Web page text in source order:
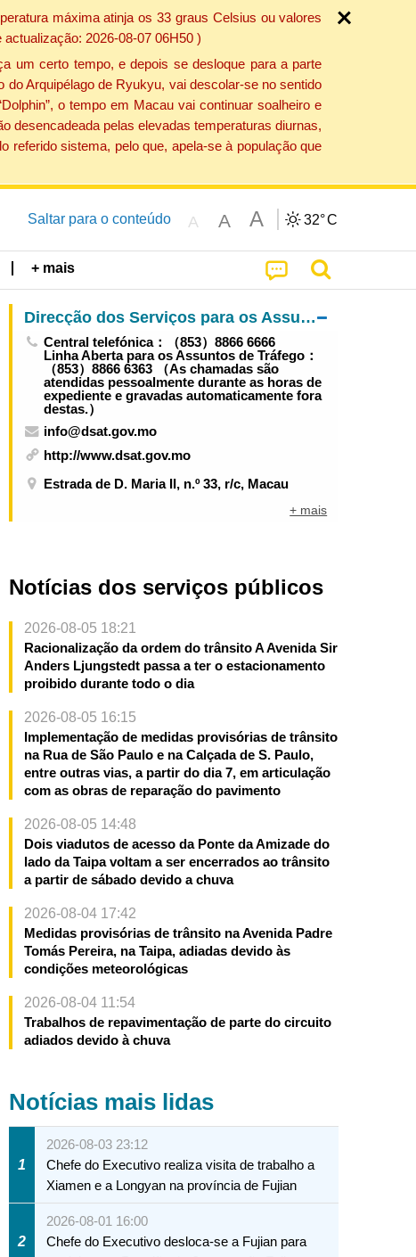
máxima atinja os 33 graus Celsius ou valores
2026-08-07 06H50 )
um certo tempo, e depois se desloque para a parte
Arquipélago de Ryukyu, vai descolar-se no sentido
o tempo em Macau vai continuar soalheiro e
desencadeada pelas elevadas temperaturas diurnas,
referido sistema, pelo que, apela-se à população que
Saltar para o conteúdo A A A 32°C
+ mais
Direcção dos Serviços para os Assuntos de Tráfego
Central telefónica：（853）8866 6666
Linha Aberta para os Assuntos de Tráfego：
（853）8866 6363 （As chamadas são
atendidas pessoalmente durante as horas de
expediente e gravadas automaticamente fora
destas.）
info@dsat.gov.mo
http://www.dsat.gov.mo
Estrada de D. Maria II, n.º 33, r/c, Macau
+ mais
Notícias dos serviços públicos
2026-08-05 18:21
Racionalização da ordem do trânsito A Avenida Sir
Anders Ljungstedt passa a ter o estacionamento
proibido durante todo o dia
2026-08-05 16:15
Implementação de medidas provisórias de trânsito
na Rua de São Paulo e na Calçada de S. Paulo,
entre outras vias, a partir do dia 7, em articulação
com as obras de reparação do pavimento
2026-08-05 14:48
Dois viadutos de acesso da Ponte da Amizade do
lado da Taipa voltam a ser encerrados ao trânsito
a partir de sábado devido a chuva
2026-08-04 17:42
Medidas provisórias de trânsito na Avenida Padre
Tomás Pereira, na Taipa, adiadas devido às
condições meteorológicas
2026-08-04 11:54
Trabalhos de repavimentação de parte do circuito
adiados devido à chuva
Notícias mais lidas
1
2026-08-03 23:12
Chefe do Executivo realiza visita de trabalho a
Xiamen e a Longyan na província de Fujian
2
2026-08-01 16:00
Chefe do Executivo desloca-se a Fujian para